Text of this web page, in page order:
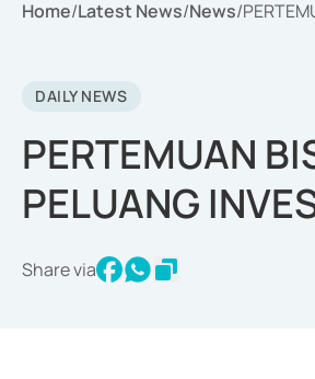
Home/Latest News/News/
DAILY NEWS
PERTEMUAN
PELUANG
Share via